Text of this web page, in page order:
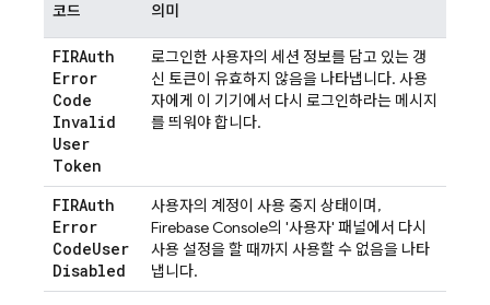
코드 의미
FIRAuth
Error
Code
Invalid
User
Token
로그인한 사용자의 세션 정보를 담고 있는 갱
신 토큰이 유효하지 않음을 나타냅니다. 사용
자에게 이 기기에서 다시 로그인하라는 메시지
를 띄워야 합니다.
FIRAuth
Error
CodeUser
Disabled
사용자의 계정이 사용 중지 상태이며,
FirebaseConsole의 '사용자' 패널에서 다시
사용 설정을 할 때까지 사용할 수 없음을 나타
냅니다.